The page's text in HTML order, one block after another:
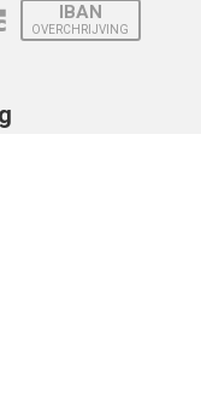
IBAN
OVERCHRIJVING